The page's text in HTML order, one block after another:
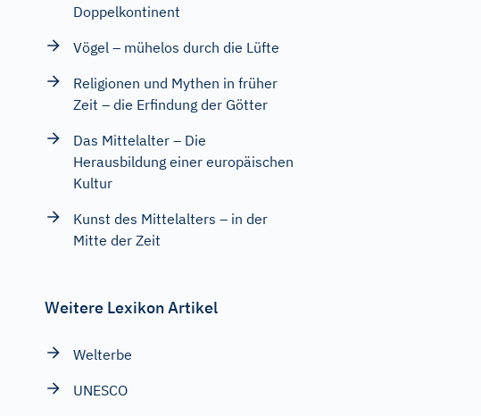
Doppelkontinent
Vögel – mühelos durch die Lüfte
Religionen und Mythen in früher
Zeit – die Erfindung der Götter
Das Mittelalter – Die
Herausbildung einer europäischen
Kultur
Kunst des Mittelalters – in der
Mitte der Zeit
Weitere Lexikon Artikel
Welterbe
UNESCO